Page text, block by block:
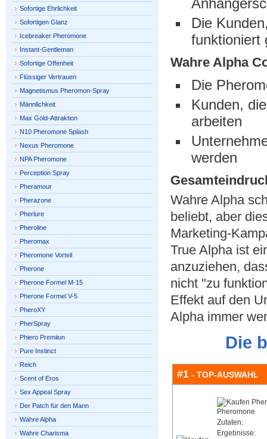
Die
funktioniert
Wahre Alpha
Die
Kunden,
arbeiten
werden
Wahre Alpha
beliebt, aber
Marketing-
True Alpha ist
anzuziehen,
nicht "zu
Effekt auf den
Alpha immer
Die
#1 - TOP-AUSWAHL
Zutaten:
Ergebnisse:
Sofortige Ehrlichkeit
Sofortigen Glanz
Icebreaker Pheromone
Instant-Gentleman
Sofortige Offenheit
Flüssiger Vertrauen
Magnetismus Pheromon-Spray
Männlichkeit
Max Gold-Attraktion
N10 Pheromone Splash
Nexus Pheromone
NPA Pheromone
Perception Spray
Pheramour
Pherazone
Pherlure
Pheroline
Pheromax
Pheromone Vorteil
Pherone
Pherone Formel M-15
Pherone Formel V-5
PheroXY
PherSpray
Phiero Premiiun
Pure Instinct
Reich
Scent of Eros
Sex Appeal Spray
Der Patch für den Mann
Wahre Alpha
Wahre Charisma